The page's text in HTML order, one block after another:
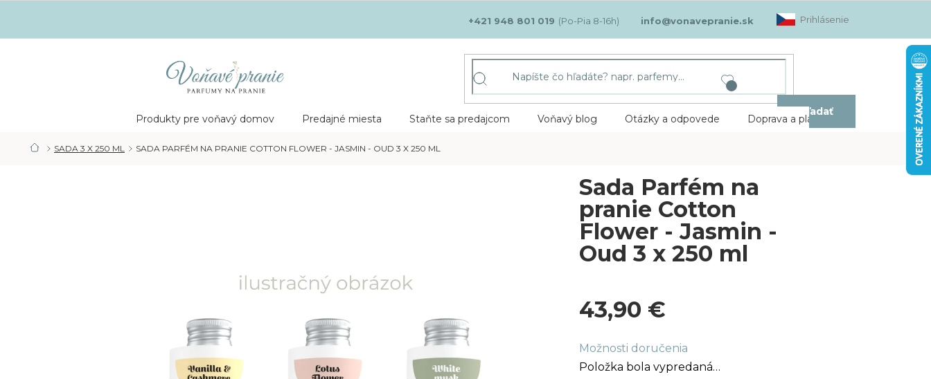
obsah
+421 948 801 019 info@vonavepranie.sk Prihlásenie
Hľadať
Produkty pre voňavý domov Predajné miesta Staňte sa predajcom Voňavý blog Otázky a odpovede Doprava a platba
DOMOV
SADA 3 X 250 ML SADA PARFÉM NA PRANIE COTTON FLOWER - JASMIN - OUD 3 X 250 ML
Sada Parfém na
pranie Cotton
Flower - Jasmin -
Oud 3 x 250 ml
43,90 €
cena:
Možnosti doručenia
Položka bola vypredaná…